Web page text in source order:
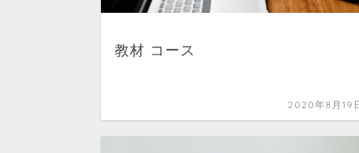
教材 コース
2020年8月19